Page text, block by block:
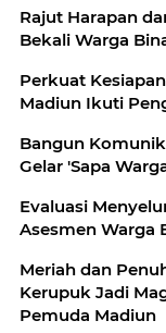
Rajut Harapan
Bekali Warga
Perkuat
Madiun Ikuti
Bangun
Gelar 'Sapa
Evaluasi
Asesmen Warga
Meriah dan
Kerupuk Jadi
Pemuda Madiun